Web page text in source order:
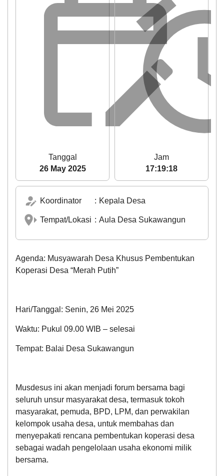
Tanggal
26 May 2025
Jam
17:19:18
Koordinator : Kepala Desa
Tempat/Lokasi : Aula Desa Sukawangun
Agenda: Musyawarah Desa Khusus Pembentukan
Koperasi Desa “Merah Putih”
Hari/Tanggal: Senin, 26 Mei 2025
Waktu: Pukul 09.00 WIB – selesai
Tempat: Balai Desa Sukawangun
Musdesus ini akan menjadi forum bersama bagi
seluruh unsur masyarakat desa, termasuk tokoh
masyarakat, pemuda, BPD, LPM, dan perwakilan
kelompok usaha desa, untuk membahas dan
menyepakati rencana pembentukan koperasi desa
sebagai wadah pengelolaan usaha ekonomi milik
bersama.